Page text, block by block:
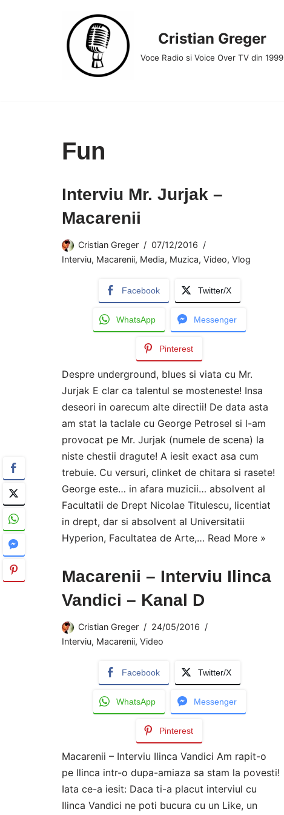
Cristian Greger
Voce Radio si Voice Over TV din 1999
Fun
Interviu Mr. Jurjak –
Macarenii
Cristian Greger
07/12/2016
Interviu, Macarenii, Media, Muzica, Video, Vlog
Facebook Twitter/X
WhatsApp Messenger
Pinterest
Despre underground, blues si viata cu Mr.
Jurjak E clar ca talentul se mosteneste! Insa
deseori in oarecum alte directii! De data asta
am stat la taclale cu George Petrosel si l-am
provocat pe Mr. Jurjak (numele de scena) la
niste chestii dragute! A iesit exact asa cum
trebuie. Cu versuri, clinket de chitara si rasete!
George este… in afara muzicii… absolvent al
Facultatii de Drept Nicolae Titulescu, licentiat
in drept, dar si absolvent al Universitatii
Hyperion, Facultatea de Arte,… Read More »
Macarenii – Interviu Ilinca
Vandici – Kanal D
Cristian Greger
24/05/2016
Interviu, Macarenii, Video
Facebook Twitter/X
WhatsApp Messenger
Pinterest
Macarenii – Interviu Ilinca Vandici Am rapit-o
pe Ilinca intr-o dupa-amiaza sa stam la povesti!
Iata ce-a iesit: Daca ti-a placut interviul cu
Ilinca Vandici ne poti bucura cu un Like, un